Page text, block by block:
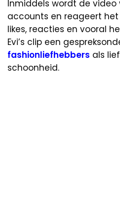
Inmiddels wordt de video
accounts en reageert het
likes, reacties en vooral
Evi’s clip een
fashionliefhebbers als
schoonheid.